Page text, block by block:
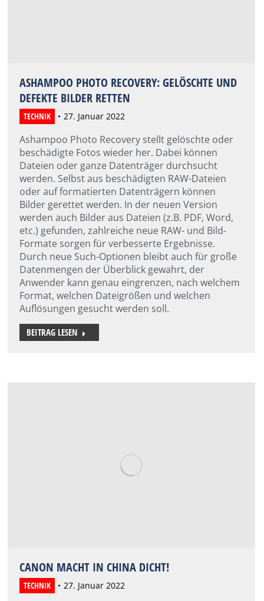
ASHAMPOO PHOTO RECOVERY: GELÖSCHTE UND
DEFEKTE BILDER RETTEN
TECHNIK 27. Januar 2022
Ashampoo Photo Recovery stellt gelöschte oder
beschädigte Fotos wieder her. Dabei können
Dateien oder ganze Datenträger durchsucht
werden. Selbst aus beschädigten RAW-Dateien
oder auf formatierten Datenträgern können
Bilder gerettet werden. In der neuen Version
werden auch Bilder aus Dateien (z.B. PDF, Word,
etc.) gefunden, zahlreiche neue RAW- und Bild-
Formate sorgen für verbesserte Ergebnisse.
Durch neue Such-Optionen bleibt auch für große
Datenmengen der Überblick gewahrt, der
Anwender kann genau eingrenzen, nach welchem
Format, welchen Dateigrößen und welchen
Auflösungen gesucht werden soll.
BEITRAG LESEN
CANON MACHT IN CHINA DICHT!
TECHNIK 27. Januar 2022